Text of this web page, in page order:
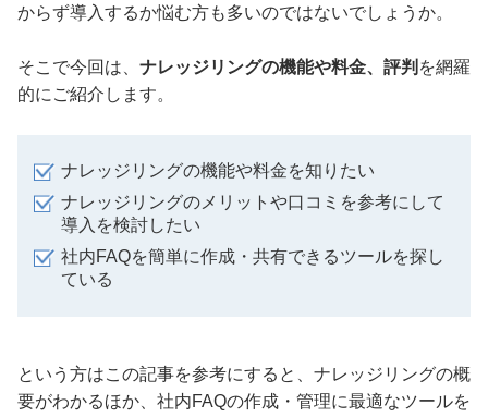
からず導入するか悩む方も多いのではないでしょうか。
そこで今回は、 ナレッジリングの機能や料金、評判 を網羅
的にご紹介します。
ナレッジリングの機能や料金を知りたい
ナレッジリングのメリットや口コミを参考にして
導入を検討したい
社内FAQを簡単に作成・共有できるツールを探し
ている
という方はこの記事を参考にすると、ナレッジリングの概
要がわかるほか、社内FAQの作成・管理に最適なツールを